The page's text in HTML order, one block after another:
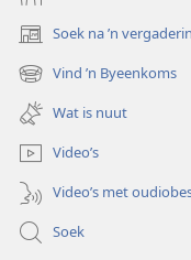
Soek na ’n
(maak
nuwe
venster
oop)
Vind ’n Byeenkoms
(maak
nuwe
venster
oop)
Wat is nuut
Video’s
Video’s met
Soek